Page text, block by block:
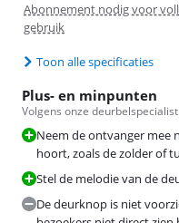
Abonnement nodig voor
gebruik
Toon alle specificaties
Plus- en minpunten
Volgens onze deurbelspecialist
Neem de ontvanger mee
hoort, zoals de zolder of
Stel de melodie van de
De deurknop is niet